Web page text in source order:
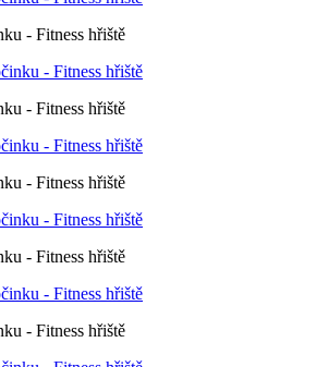
- Fitness hřiště
- Fitness hřiště
- Fitness hřiště
- Fitness hřiště
- Fitness hřiště